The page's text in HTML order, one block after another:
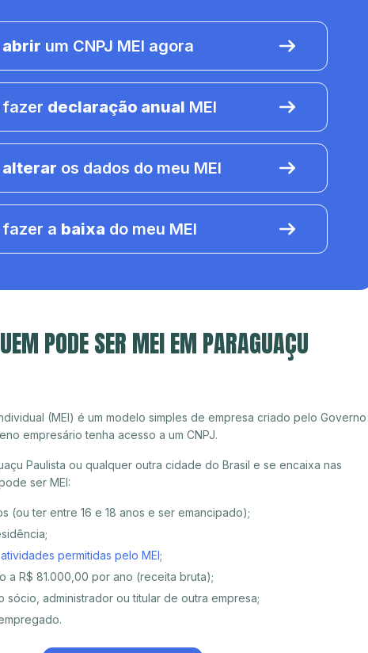
abrir um CNPJ MEI agora
fazer declaração anual MEI
alterar os dados do meu MEI
a baixa do meu MEI
PODE SER MEI EM PARAGUAÇU
(MEI) é um modelo simples de empresa criado pelo Governo
empresário tenha acesso a um CNPJ.
Paulista ou qualquer outra cidade do Brasil e se encaixa nas
ser MEI:
(ou ter entre 16 e 18 anos e ser emancipado);
permitidas pelo MEI;
a R$ 81.000,00 por ano (receita bruta);
sócio, administrador ou titular de outra empresa;